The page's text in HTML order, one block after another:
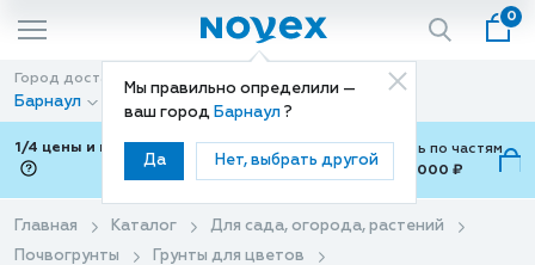
Мы правильно определили —
ваш город Барнаул ?
Да Нет, выбрать другой
0
Город доставки
Барнаул
Способ доставки
Доставка
1/4 цены и покупки ваши с Подели
Можно оплатить по частям
от 700 ₽ до 15,000 ₽
Главная Каталог
Для сада, огорода, растений
Почвогрунты
Грунты для цветов